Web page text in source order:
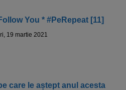
You * #PeRepeat [11]
19 martie 2021
care le aștept anul acesta